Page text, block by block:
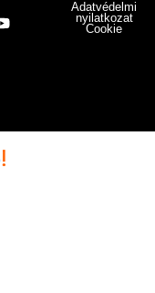
Adatvédelmi
nyilatkozat
Cookie